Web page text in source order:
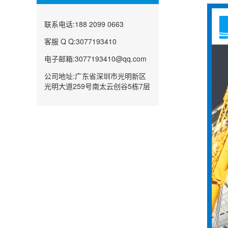
联系电话:188 2099 0663
客服 Q Q:3077193410
电子邮箱:3077193410@qq.com
公司地址:广东省深圳市光明新区
光明大道259号南太云创谷5栋7层